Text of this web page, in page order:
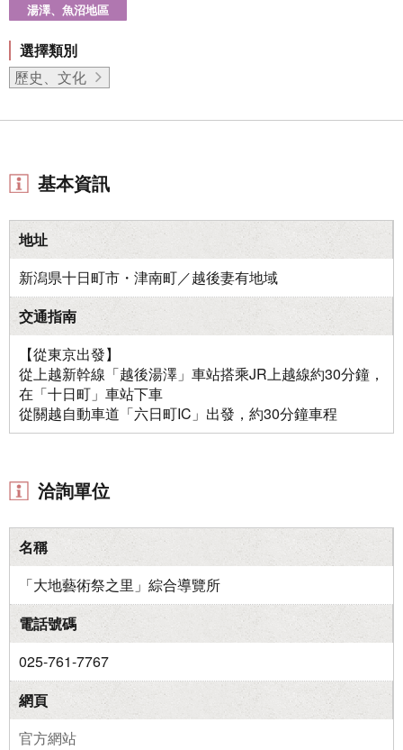
湯澤、魚沼地區
選擇類別
歷史、文化
基本資訊
地址
新潟県十日町市・津南町／越後妻有地域
交通指南
【從東京出發】
從上越新幹線「越後湯澤」車站搭乘JR上越線約30分鐘，
在「十日町」車站下車
從關越自動車道「六日町IC」出發，約30分鐘車程
洽詢單位
名稱
「大地藝術祭之里」綜合導覽所
電話號碼
025-761-7767
網頁
官方網站